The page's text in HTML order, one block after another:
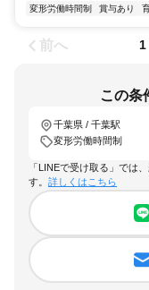
変形労働時間制 賞与あり
前へ 1
この条
千葉県 / 千葉駅
変形労働時間制
「LINEで受け取る」では
す。 詳しくはこちら